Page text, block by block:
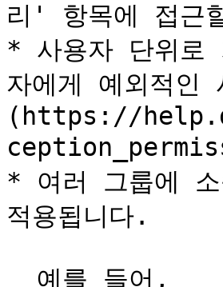
리' 항목에 접근
* 사용자 단위로
자에게 예외적인
(https://
* 여러 그룹에
적용됩니다.